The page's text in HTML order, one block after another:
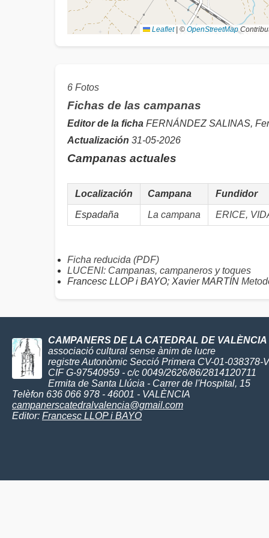
Leaflet © OpenStreetMap
6 Fotos
Fichas de las campanas
Editor de la ficha FERNÁNDEZ SALINAS,
Actualización 31-05-2026
Campanas actuales
Localización Campana Fundidor
Espadaña La campana ERICE,
Ficha reducida (PDF)
LUCENI: Campanas, campaneros y toques
Francesc LLOP i BAYO; Xavier MARTÍN
CAMPANERS DE LA CATEDRAL DE VALÈNCIA
associació cultural sense ànim de lucre
registre Autonòmic Secció Primera CV-01-038378-V
CIF G-97540959 - c/c 0049/2626/86/2814120711
Ermita de Santa Llúcia - Carrer de l'Hospital, 15
Telèfon 636 066 978 - 46001 - VALÈNCIA
campanerscatedralvalencia@gmail.com
Editor: Francesc LLOP i BAYO